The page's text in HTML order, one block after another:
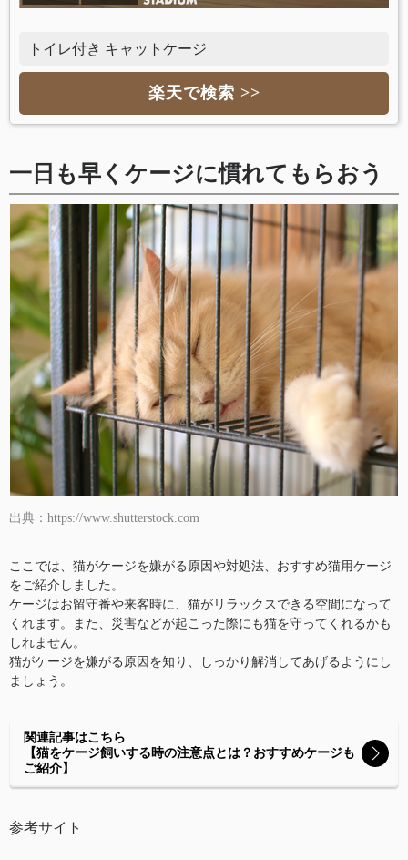
トイレ付き キャットケージ
楽天で検索 >>
一日も早くケージに慣れてもらおう
出典：https://www.shutterstock.com
ここでは、猫がケージを嫌がる原因や対処法、おすすめ猫用ケージ
をご紹介しました。
ケージはお留守番や来客時に、猫がリラックスできる空間になって
くれます。また、災害などが起こった際にも猫を守ってくれるかも
しれません。
猫がケージを嫌がる原因を知り、しっかり解消してあげるようにし
ましょう。
関連記事はこちら
【猫をケージ飼いする時の注意点とは？おすすめケージも
ご紹介】
参考サイト